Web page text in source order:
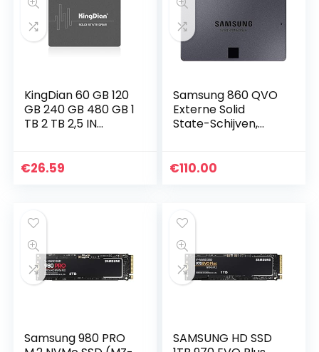
KingDian 60 GB 120
GB 240 GB 480 GB 1
TB 2 TB 2,5 IN
Drive
€26.59
Samsung 860 QVO
Externe Solid
State-Schijven,
€110.00
Samsung 980 PRO
SAMSUNG HD SSD